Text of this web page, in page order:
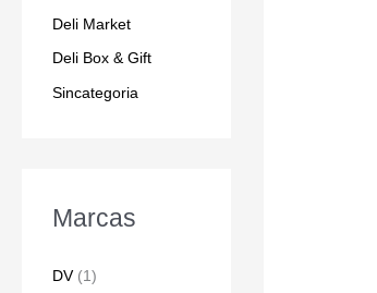
Deli Market
Deli Box & Gift
Sincategoria
Marcas
DV (1)